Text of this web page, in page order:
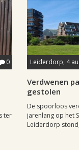
0
ter
Leiderdorp, 4
Verdwenen
gestolen
De spoorloos
jarenlang op het
Leiderdorp